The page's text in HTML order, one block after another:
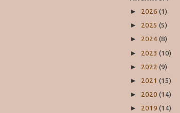
► 2026 (1)
► 2025 (5)
► 2024(8)
► 2023 (10)
► 2022 (9)
► 2021 (15)
► 2020 (14)
► 2019 (14)